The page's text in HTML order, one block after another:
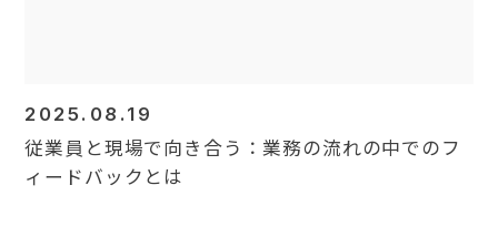
2025.08.19
従業員と現場で向き合う：業務の流れの中でのフ
ィードバックとは